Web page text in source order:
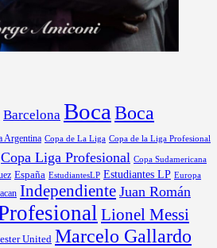
Barcelona BocaBoca
Argentina Copa de La Liga Copa de la Liga Profesional
Copa Liga Profesional Copa Sudamericana
España EstudiantesLP Estudiantes LP Europa
Independiente Juan Román
Lionel Messi
United Marcelo Gallardo